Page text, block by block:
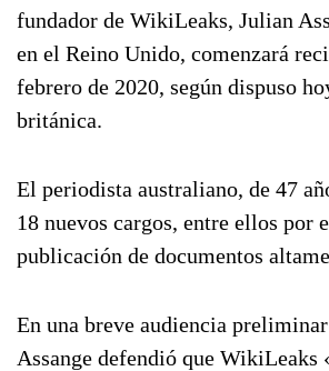
fundador de WikiLeaks, Julian
en el Reino Unido, comenzará
febrero de 2020, según dispuso
británica.
El periodista australiano, de 47
18 nuevos cargos, entre ellos por
publicación de documentos
En una breve audiencia
Assange defendió que WikiLeaks